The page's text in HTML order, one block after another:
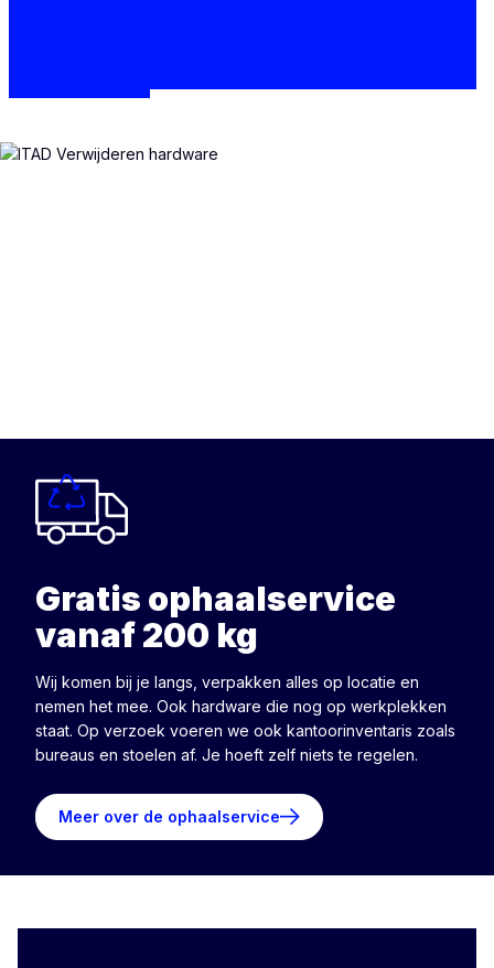
Gratis ophaalservice
vanaf 200 kg
Wij komen bij je langs, verpakken alles op locatie en
nemen het mee. Ook hardware die nog op werkplekken
staat. Op verzoek voeren we ook kantoorinventaris zoals
bureaus en stoelen af. Je hoeft zelf niets te regelen.
Meer over de ophaalservice